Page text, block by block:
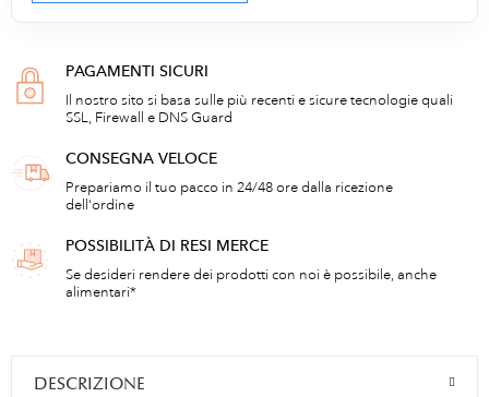
PAGAMENTI SICURI
Il nostro sito si basa sulle più recenti e sicure tecnologie quali
SSL, Firewall e DNS Guard
CONSEGNA VELOCE
Prepariamo il tuo pacco in 24/48 ore dalla ricezione
dell'ordine
POSSIBILITÀ DI RESI MERCE
Se desideri rendere dei prodotti con noi è possibile, anche
alimentari*
DESCRIZIONE